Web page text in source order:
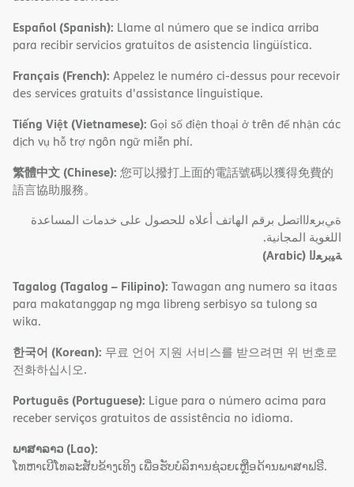
Español (Spanish): Llame al número que se indica arriba
para recibir servicios gratuitos de asistencia lingüística.
Français (French): Appelez le numéro ci-dessus pour recevoir
des services gratuits d'assistance linguistique.
Tiếng Việt (Vietnamese): Gọi số điện thoại ở trên để nhận các
dịch vụ hỗ trợ ngôn ngữ miễn phí.
繁體中文 (Chinese): 您可以撥打上面的電話號碼以獲得免費的
語言協助服務。
ةﻲﺑﺮﻌﻟااﺗﺼﻞ ﺑﺮﻗﻢ اﻟﮭﺎﺗﻒ أﻋﻼه ﻟﻠﺤﺼﻮل ﻋﻠﻰ ﺧﺪﻣﺎت اﻟﻤﺴﺎﻋﺪة
اﻟﻠﻐﻮﯾﺔ اﻟﻤﺠﺎﻧﯿﺔ.
ﺔﯿﺑﺮﻌﻟا (Arabic)
Tagalog (Tagalog – Filipino): Tawagan ang numero sa itaas
para makatanggap ng mga libreng serbisyo sa tulong sa
wika.
한국어 (Korean): 무료 언어 지원 서비스를 받으려면 위 번호로
전화하십시오.
Português (Portuguese): Ligue para o número acima para
receber serviços gratuitos de assistência no idioma.
ພາສາລາວ (Lao):
ໂທຫາເບີໂທລະສັບຂ້າງເທິງ ເພື່ອຮັບບໍລິການຊ່ວຍເຫຼືອດ້ານພາສາຟຣີ.